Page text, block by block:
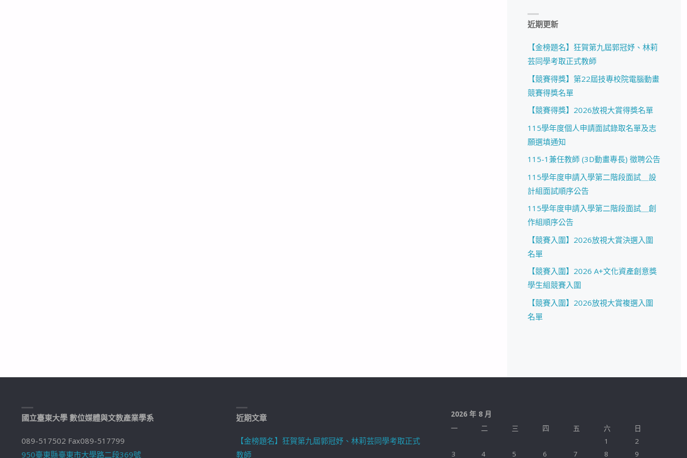
近期更新
【金榜題名】狂賀第九屆郭冠妤、林莉
芸同學考取正式教師
【競賽得獎】第22屆技專校院電腦動畫
競賽得獎名單
【競賽得獎】2026放視大賞得獎名單
115學年度個人申請面試錄取名單及志
願選填通知
115-1兼任教師 (3D動畫專長) 徵聘公告
115學年度申請入學第二階段面試＿設
計組面試順序公告
115學年度申請入學第二階段面試＿創
作組順序公告
【競賽入圍】2026放視大賞決選入圍
名單
【競賽入圍】2026 A+文化資產創意獎
學生組競賽入圍
【競賽入圍】2026放視大賞複選入圍
名單
國立臺東大學 數位媒體與文教產業學系
089-517502 Fax089-517799
950臺東縣臺東市大學路二段369號
近期文章
【金榜題名】狂賀第九屆郭冠妤、林莉芸同學考取正式
教師
2026 年 8 月
一
二 三 四 五 六
日
1
2
3
4 5 6 7 8 9